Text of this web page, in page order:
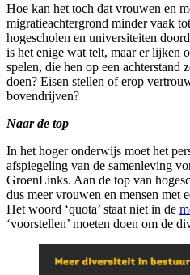
Hoe kan het toch dat vrouwen en
migratieachtergrond minder vaak
hogescholen en universiteiten
is het enige wat telt, maar er lijken
spelen, die hen op een achterstand
doen? Eisen stellen of erop
bovendrijven?
Naar de top
In het hoger onderwijs moet het
afspiegeling van de samenleving
GroenLinks. Aan de top van
dus meer vrouwen en mensen met
Het woord ‘quota’ staat niet in de
‘voorstellen’ moeten doen om de